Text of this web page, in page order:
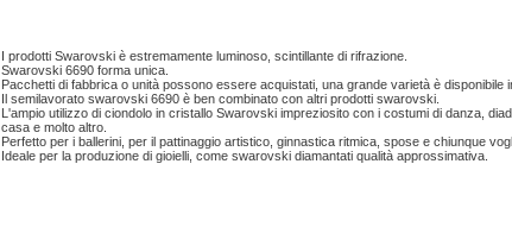
I prodotti Swarovski è estremamente luminoso, scintillante di rifrazione.
Swarovski 6690 forma unica.
Pacchetti di fabbrica o unità possono essere acquistati, una grande varietà è disponibile
Il semilavorato swarovski 6690 è ben combinato con altri prodotti swarovski.
L'ampio utilizzo di ciondolo in cristallo Swarovski impreziosito con i costumi di danza,
casa e molto altro.
Perfetto per i ballerini, per il pattinaggio artistico, ginnastica ritmica, spose e chiunque
Ideale per la produzione di gioielli, come swarovski diamantati qualità approssimativa.